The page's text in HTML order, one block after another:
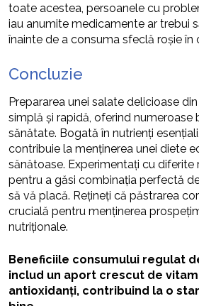
toate acestea, persoanele cu
iau anumite medicamente ar trebui
înainte de a consuma sfeclă roșie în
Concluzie
Prepararea unei salate delicioase
simplă și rapidă, oferind numeroase
sănătate. Bogată în nutrienți
contribuie la menținerea unei diete
sănătoase. Experimentați cu diferite
pentru a găsi combinația perfectă
să vă placă. Rețineți că păstrarea
crucială pentru menținerea
nutriționale.
Beneficiile consumului regulat
includ un aport crescut de
antioxidanți, contribuind la o